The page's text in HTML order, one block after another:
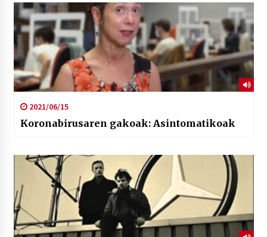
2026/07/03
MUSIBLA #297: Bide, Boards Of Canada, Somak,
Tiga, Twisted Teens, Underscores, Habia
2026/07/02
2021/06/15
Koronabirusaren gakoak: Asintomatikoak